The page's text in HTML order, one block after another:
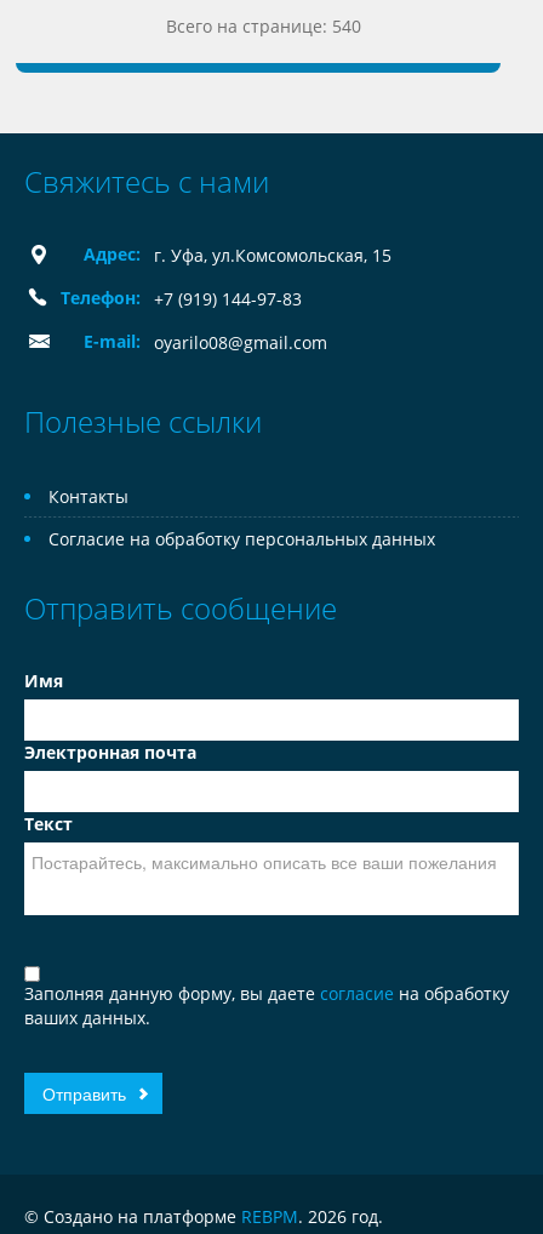
Всего на странице: 540
Свяжитесь с нами
Адрес:
г. Уфа, ул.Комсомольская, 15
Телефон:
+7 (919) 144-97-83
E-mail:
oyarilo08@gmail.com
Полезные ссылки
Контакты
Согласие на обработку персональных данных
Отправить сообщение
Имя
Электронная почта
Текст
Заполняя данную форму, вы даете согласие на обработку
ваших данных.
© Создано на платформе REBPM. 2026 год.